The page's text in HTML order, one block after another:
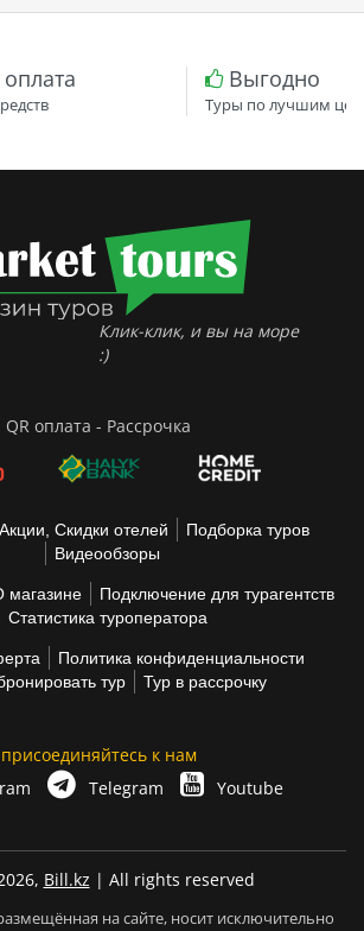
Выгодно
Туры по лучшим
Клик-клик, и вы на море
:)
QR оплата - Рассрочка
Акции, Скидки отелей
Подборка туров
Видеообзоры
магазине
Подключение для турагентств
Статистика туроператора
Политика конфиденциальности
тур
Тур в рассрочку
присоединяйтесь к нам
Telegram Youtube
Bill.kz | All rights reserved
на сайте, носит исключительно